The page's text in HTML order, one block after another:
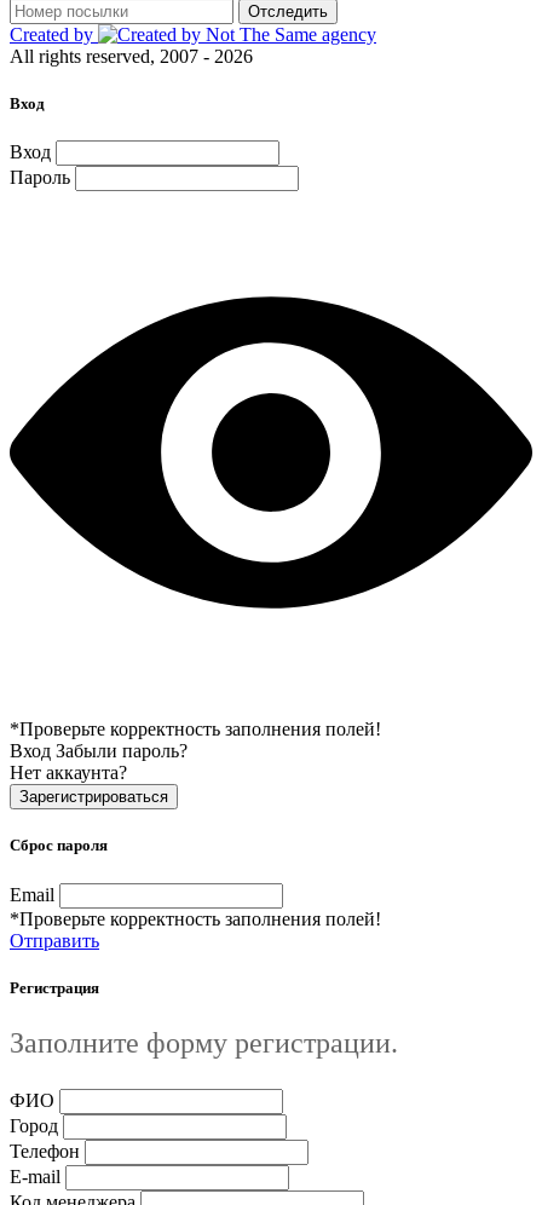
Отследить
Created by
All rights reserved, 2007 - 2026
Вход
Вход
Пароль
*Проверьте корректность заполнения полей!
Вход Забыли пароль?
Нет аккаунта?
Зарегистрироваться
Сброс пароля
Email
*Проверьте корректность заполнения полей!
Отправить
Регистрация
Заполните форму регистрации.
ФИО
Город
Телефон
E-mail